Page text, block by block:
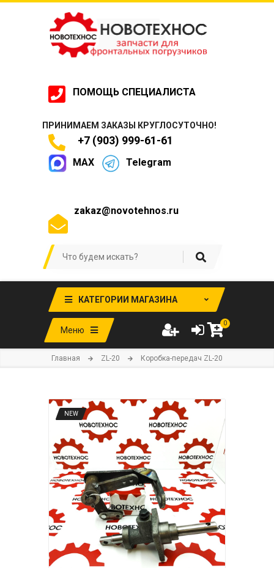
ПОМОЩЬ СПЕЦИАЛИСТА
ПРИНИМАЕМ ЗАКАЗЫ КРУГЛОСУТОЧНО!
+7 (903) 999-61-61
MAX Telegram
zakaz@novotehnos.ru
КАТЕГОРИИ МАГАЗИНА
Меню
0
Главная ZL-20 Коробка-передач ZL-20
NEW